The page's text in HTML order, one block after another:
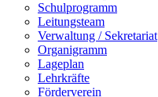
Schulprogramm
Leitungsteam
Verwaltung / Sekretariat
Organigramm
Lageplan
Lehrkräfte
Förderverein